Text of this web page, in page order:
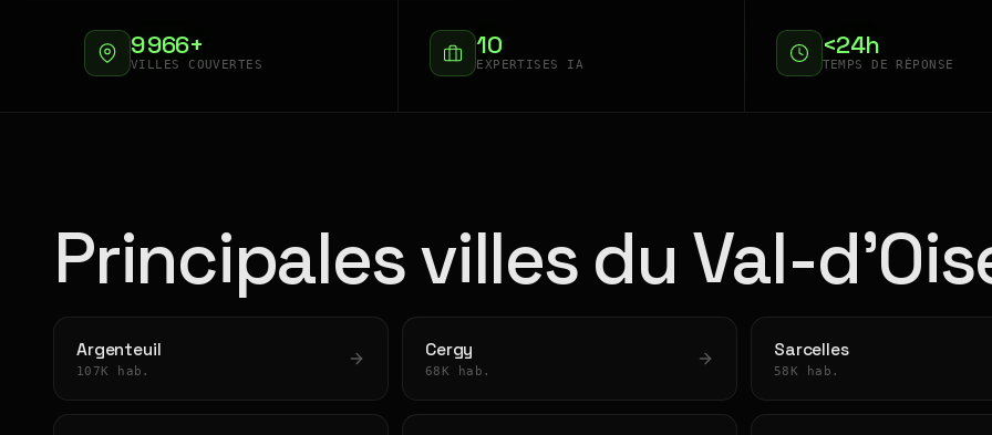
9 966+
VILLES COUVERTES
10
EXPERTISES IA
<24h
TEMPS DE RÉPONSE
Principales villes du Val-
Argenteuil
107K hab.
Cergy
68K hab.
Sarcelles
58K hab.